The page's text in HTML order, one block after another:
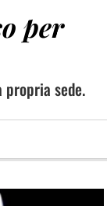
per
propria sede.